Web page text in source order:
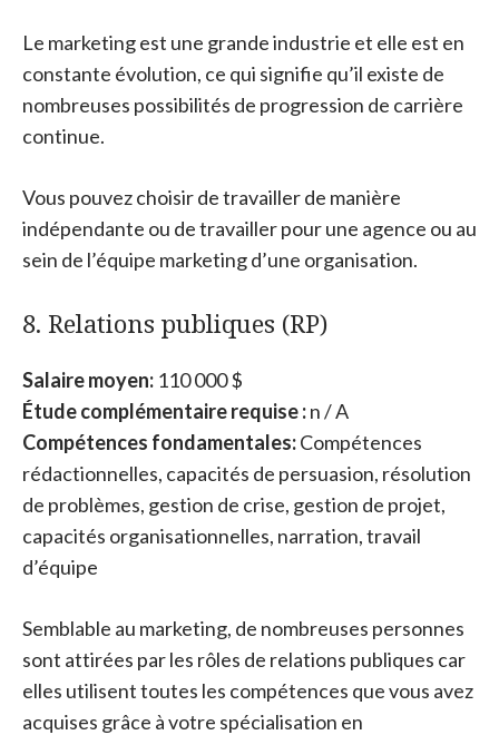
Le marketing est une grande industrie et elle est en
constante évolution, ce qui signifie qu’il existe de
nombreuses possibilités de progression de carrière
continue.
Vous pouvez choisir de travailler de manière
indépendante ou de travailler pour une agence ou au
sein de l’équipe marketing d’une organisation.
8. Relations publiques (RP)
Salaire moyen: 110 000 $
Étude complémentaire requise :n / A
Compétences fondamentales:Compétences
rédactionnelles, capacités de persuasion, résolution
de problèmes, gestion de crise, gestion de projet,
capacités organisationnelles, narration, travail
d’équipe
Semblable au marketing, de nombreuses personnes
sont attirées par les rôles de relations publiques car
elles utilisent toutes les compétences que vous avez
acquises grâce à votre spécialisation en